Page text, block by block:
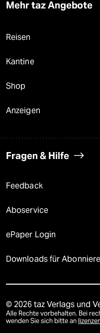
Mehr taz Angebote
Reisen
Kantine
Shop
Anzeigen
Fragen & Hilfe
Feedback
Aboservice
ePaper Login
Downloads für
© 2026 taz Verlags und
Alle Rechte vorbehalten. Bei
wenden Sie sich bitte an